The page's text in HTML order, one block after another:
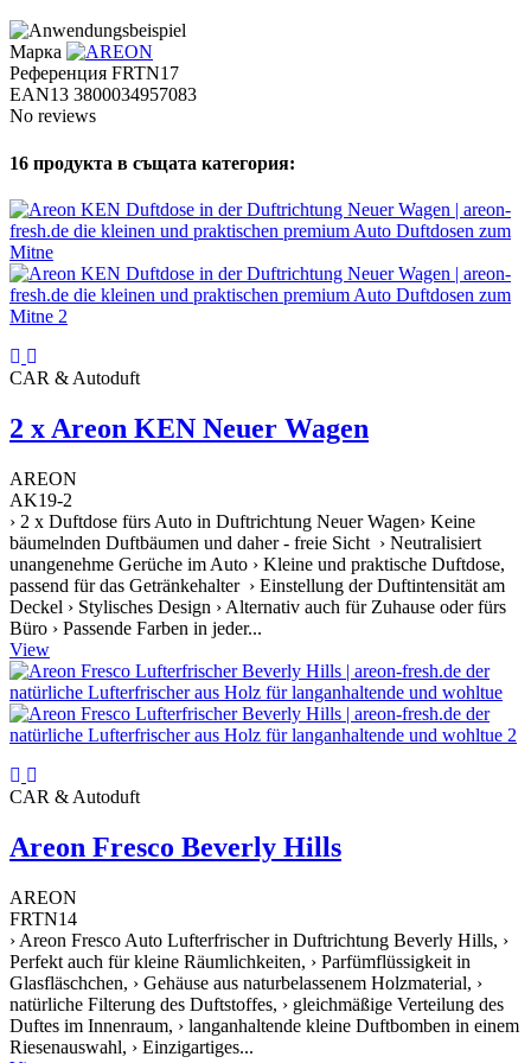
Марка
Референция FRTN17
EAN13 3800034957083
No reviews
16 продукта в същата категория:
CAR & Autoduft
2 x Areon KEN Neuer Wagen
AREON
AK19-2
› 2 x Duftdose fürs Auto in Duftrichtung Neuer Wagen› Keine
bäumelnden Duftbäumen und daher - freie Sicht › Neutralisiert
unangenehme Gerüche im Auto › Kleine und praktische Duftdose,
passend für das Getränkehalter › Einstellung der Duftintensität am
Deckel › Stylisches Design › Alternativ auch für Zuhause oder fürs
Büro › Passende Farben in jeder...
View
CAR & Autoduft
Areon Fresco Beverly Hills
AREON
FRTN14
› Areon Fresco Auto Lufterfrischer in Duftrichtung Beverly Hills, ›
Perfekt auch für kleine Räumlichkeiten, › Parfümflüssigkeit in
Glasfläschchen, › Gehäuse aus naturbelassenem Holzmaterial, ›
natürliche Filterung des Duftstoffes, › gleichmäßige Verteilung des
Duftes im Innenraum, › langanhaltende kleine Duftbomben in einem
Riesenauswahl, › Einzigartiges...